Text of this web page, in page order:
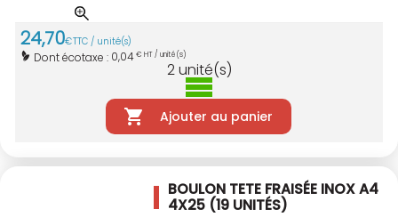
24,70€TTC / unité(s)
Dont écotaxe : 0,04€ HT / unité(s)
2unité(s)
Ajouter au panier
BOULON TETE FRAISÉE INOX A4
4X25 (19 UNITÉS)